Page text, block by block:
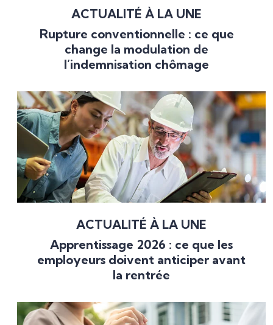
ACTUALITÉ À LA UNE
Rupture conventionnelle : ce que
change la modulation de
l’indemnisation chômage
ACTUALITÉ À LA UNE
Apprentissage 2026 : ce que les
employeurs doivent anticiper avant
la rentrée